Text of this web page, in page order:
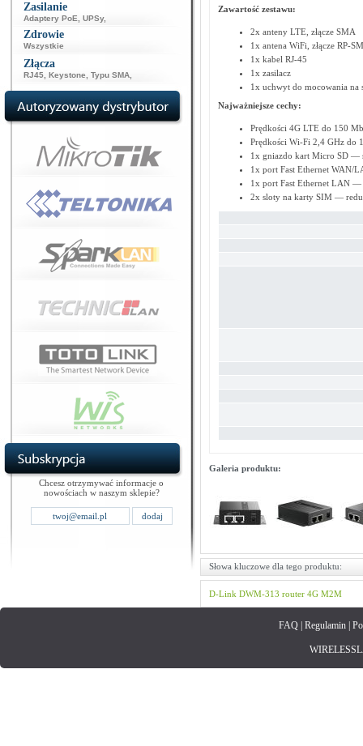
Zasilanie
Adaptery PoE UPSy,
Zdrowie
Wszystkie
Złącza
RJ45 Keystone Typu SMA
Chcesz otrzymywać informacje o
nowościach w naszym sklepie?
Zawartość zestawu:
2x anteny LTE, złącze SMA
1x antena WiFi, złącze RP-
1x kabel RJ-45
1x zasilacz
1x uchwyt do mocowania na
Najważniejsze cechy:
Prędkości 4G LTE do 150
Prędkości Wi-Fi 2,4 GHz do
1x gniazdo kart Micro SD —
1x port Fast Ethernet WAN/
1x port Fast Ethernet LAN —
2x sloty na karty SIM —
Galeria produktu:
Słowa kluczowe dla tego produktu:
D-Link DWM-313 router 4G M2M
FAQ| Regulamin|